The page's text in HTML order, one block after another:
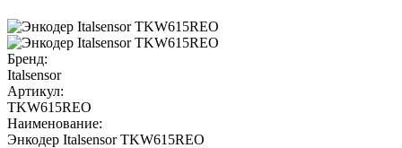
Бренд:
Italsensor
Артикул:
TKW615REO
Наименование:
Энкодер Italsensor TKW615REO